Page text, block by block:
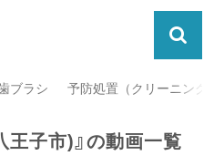
ブラシ 予防処置（クリーニング
王子市)』の動画一覧